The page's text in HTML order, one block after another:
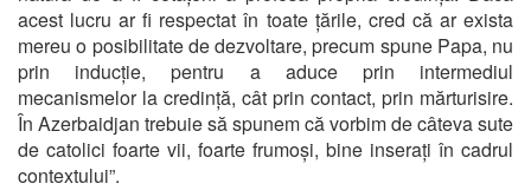
acest lucru ar fi respectat în toate țările, cred că ar exista
mereu o posibilitate de dezvoltare, precum spune Papa, nu
prin inducție, pentru a aduce prin intermediul
mecanismelor la credință, cât prin contact, prin mărturisire.
În Azerbaidjan trebuie să spunem că vorbim de câteva sute
de catolici foarte vii, foarte frumoși, bine inserați în cadrul
contextului”.